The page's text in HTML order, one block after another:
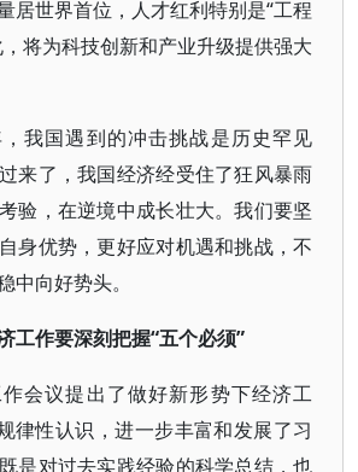
居世界首位，人才红利特别是“工程
将为科技创新和产业升级提供强大
我国遇到的冲击挑战是历史罕见
来了，我国经济经受住了狂风暴雨
验，在逆境中成长壮大。我们要坚
身优势，更好应对机遇和挑战，不
中向好势头。
工作要深刻把握“五个必须”
会议提出了做好新形势下经济工
律性认识，进一步丰富和发展了习
是对过去实践经验的科学总结，也